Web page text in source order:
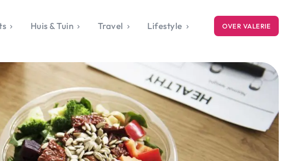
& Drinks
Gadgets
& TuinTravel Lifestyle
Huis & Tuin Travel Lifestyle OVER VALERIE